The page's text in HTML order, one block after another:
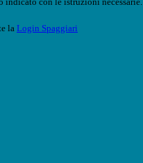
la Login Spaggiari